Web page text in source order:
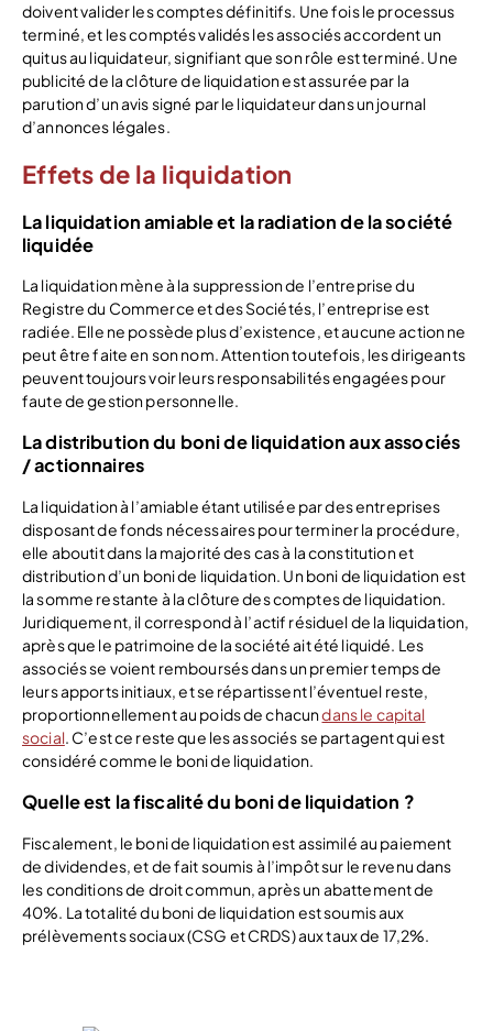
doivent valider les comptes définitifs. Une fois le processus
terminé, et les comptés validés les associés accordent un
quitus au liquidateur, signifiant que son rôle est terminé. Une
publicité de la clôture de liquidation est assurée par la
parution d’un avis signé par le liquidateur dans un journal
d’annonces légales.
Effets de la liquidation
La liquidation amiable et la radiation de la société
liquidée
La liquidation mène à la suppression de l’entreprise du
Registre du Commerce et des Sociétés, l’entreprise est
radiée. Elle ne possède plus d’existence, et aucune action ne
peut être faite en son nom. Attention toutefois, les dirigeants
peuvent toujours voir leurs responsabilités engagées pour
faute de gestion personnelle.
La distribution du boni de liquidation aux associés
/ actionnaires
La liquidation à l’amiable étant utilisée par des entreprises
disposant de fonds nécessaires pour terminer la procédure,
elle aboutit dans la majorité des cas à la constitution et
distribution d’un boni de liquidation. Un boni de liquidation est
la somme restante à la clôture des comptes de liquidation.
Juridiquement, il correspond à l’actif résiduel de la liquidation,
après que le patrimoine de la société ait été liquidé. Les
associés se voient remboursés dans un premier temps de
leurs apports initiaux, et se répartissent l’éventuel reste,
proportionnellement au poids de chacundans le capital
social. C’est ce reste que les associés se partagent qui est
considéré comme le boni de liquidation.
Quelle est la fiscalité du boni de liquidation ?
Fiscalement, le boni de liquidation est assimilé au paiement
de dividendes, et de fait soumis à l’impôt sur le revenu dans
les conditions de droit commun, après un abattement de
40%. La totalité du boni de liquidation est soumis aux
prélèvements sociaux (CSG et CRDS) aux taux de 17,2%.